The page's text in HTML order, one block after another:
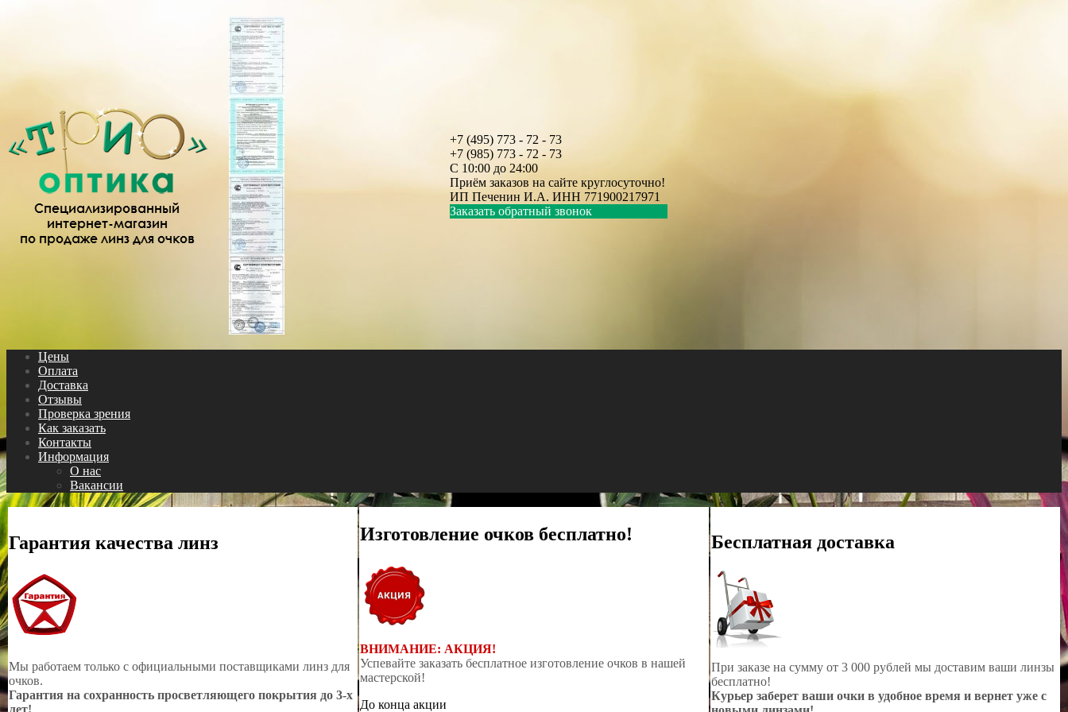
+7 (495) 773 - 72 - 73
+7 (985) 773 - 72 - 73
С 10:00 до 24:00
Приём заказов на сайте круглосуточно!
ИП Печенин И.А. ИНН 771900217971
Заказать обратный звонок
Цены
Оплата
Доставка
Отзывы
Проверка зрения
Как заказать
Контакты
Информация
О нас
Вакансии
Гарантия качества линз
Мы работаем только с официальными поставщиками линз для
очков.
Гарантия на сохранность просветляющего покрытия до 3-х
лет!
Изготовление очков бесплатно!
ВНИМАНИЕ: АКЦИЯ!
Успевайте заказать бесплатное изготовление очков в нашей
мастерской!
До конца акции
Бесплатная доставка
При заказе на сумму от 3 000 рублей мы доставим ваши линзы
бесплатно!
Курьер заберет ваши очки в удобное время и вернет уже с